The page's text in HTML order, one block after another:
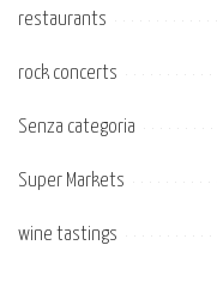
restaurants
rock concerts
Senza categoria
Super Markets
wine tastings